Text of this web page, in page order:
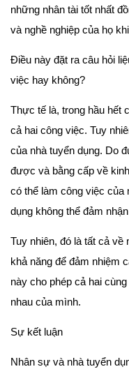
những nhân tài tốt nhất
và nghề nghiệp của họ
Điều này đặt ra câu hỏi
việc hay không?
Thực tế là, trong hầu hết
cả hai công việc. Tuy
của nhà tuyển dụng. Do
được và bằng cấp về
có thể làm công việc của
dụng không thể đảm
Tuy nhiên, đó là tất cả về
khả năng để đảm nhiệm
này cho phép cả hai
nhau của mình.
Sự kết luận
Nhân sự và nhà tuyển